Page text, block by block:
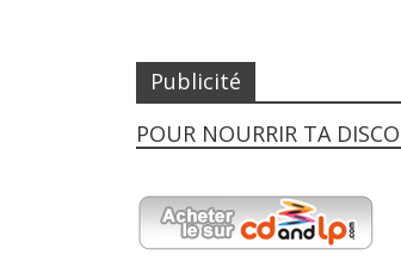
Publicité
POUR NOURRIR TA